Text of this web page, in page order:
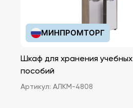
МИНПРОМТОРГ
Шкаф для хранения учебных
пособий
Артикул: АЛКМ-4808